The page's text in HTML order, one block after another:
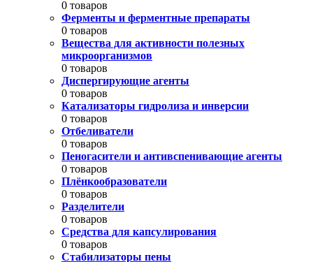
0 товаров
Ферменты и ферментные препараты
0 товаров
Вещества для активности полезных
микроорганизмов
0 товаров
Диспергирующие агенты
0 товаров
Катализаторы гидролиза и инверсии
0 товаров
Отбеливатели
0 товаров
Пеногасители и антивспенивающие агенты
0 товаров
Плёнкообразователи
0 товаров
Разделители
0 товаров
Средства для капсулирования
0 товаров
Стабилизаторы пены